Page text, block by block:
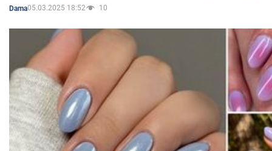
Dama05.03.2025 18:52 10